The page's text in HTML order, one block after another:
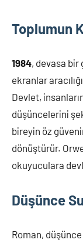
Toplumun
1984, devasa bir
ekranlar
Devlet,
düşüncelerini
bireyin öz
dönüştürür.
okuyuculara
Düşünce
Roman, düşünce